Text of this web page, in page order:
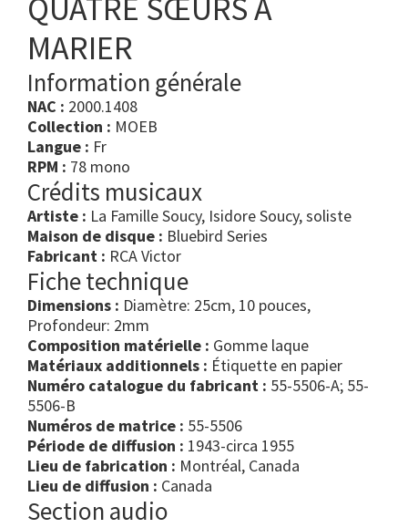
QUATRE SŒURS À
MARIER
Information générale
NAC : 2000.1408
Collection : MOEB
Langue : Fr
RPM : 78 mono
Crédits musicaux
Artiste : La Famille Soucy, Isidore Soucy, soliste
Maison de disque : Bluebird Series
Fabricant : RCA Victor
Fiche technique
Dimensions : Diamètre: 25cm, 10 pouces,
Profondeur: 2mm
Composition matérielle : Gomme laque
Matériaux additionnels : Étiquette en papier
Numéro catalogue du fabricant : 55-5506-A; 55-
5506-B
Numéros de matrice : 55-5506
Période de diffusion : 1943-circa 1955
Lieu de fabrication : Montréal, Canada
Lieu de diffusion : Canada
Section audio